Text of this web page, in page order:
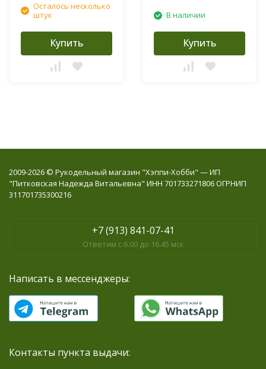
Осталось несколько
штук
Купить
В наличии
Купить
2009-2026 © Рукодельный магазин "Хэппи-Хобби" — ИП
"Питковская Надежда Витальевна" ИНН 701733271806 ОГРНИП
311701735300216
+7 (913) 841-07-41
Ответим с 6.00 до 16.45 мск
Написать в мессенджеры:
Контакты пункта выдачи: